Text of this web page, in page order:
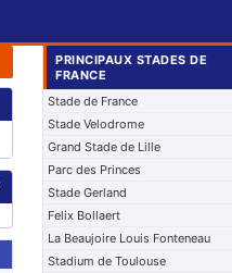
PRINCIPAUX STADES DE
FRANCE
Stade de France
Stade Velodrome
Grand Stade de Lille
Parc des Princes
Stade Gerland
Felix Bollaert
La Beaujoire Louis Fonteneau
Stadium de Toulouse